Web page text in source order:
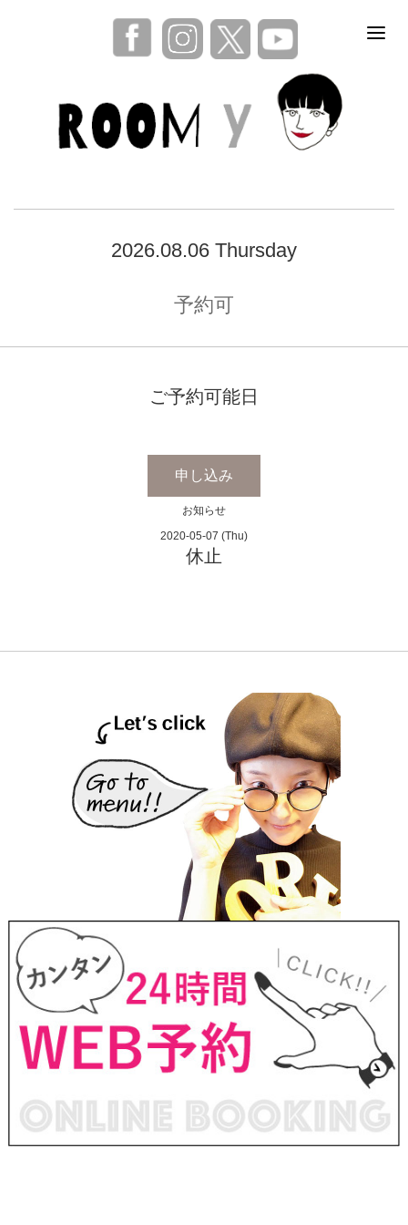
2026.08.06 Thursday
予約可
ご予約可能日
申し込み
お知らせ
2020-05-07 (Thu)
休止